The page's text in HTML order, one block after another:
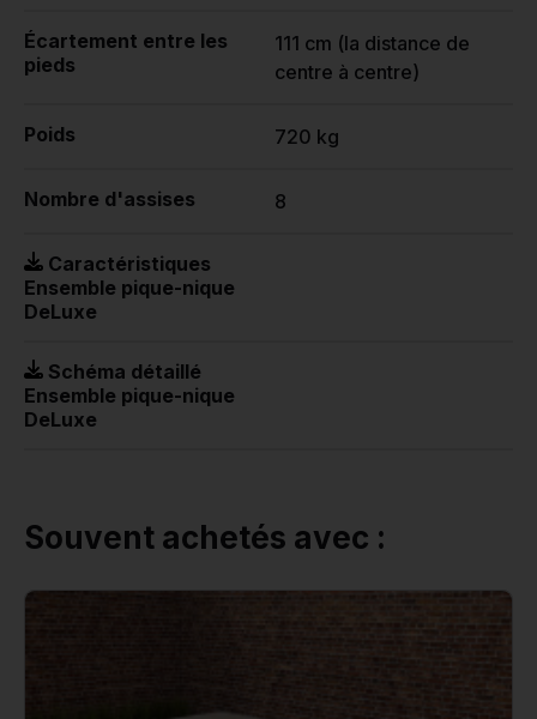
Écartement entre les
pieds
111 cm (la distance de
centre à centre)
Poids 720 kg
Nombre d'assises 8
Caractéristiques
Ensemble pique-nique
DeLuxe
Schéma détaillé
Ensemble pique-nique
DeLuxe
Souvent achetés avec :